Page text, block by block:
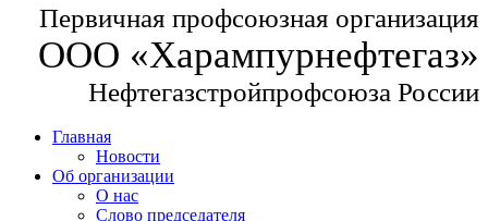
Первичная профсоюзная организация
ООО «Харампурнефтегаз»
Нефтегазстройпрофсоюза России
Главная
Новости
Об организации
О нас
Слово председателя